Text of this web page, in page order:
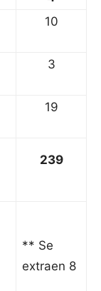
10
3
19
239
** Se
extraen 8